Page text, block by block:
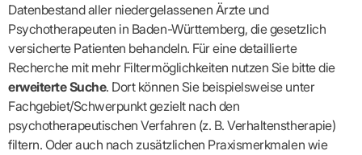
Datenbestand aller niedergelassenen Ärzte und
Psychotherapeuten in Baden-Württemberg, die gesetzlich
versicherte Patienten behandeln. Für eine detaillierte
Recherche mit mehr Filtermöglichkeiten nutzen Sie bitte die
erweiterte Suche. Dort können Sie beispielsweise unter
Fachgebiet/Schwerpunkt gezielt nach den
psychotherapeutischen Verfahren (z. B. Verhaltenstherapie)
filtern. Oder auch nach zusätzlichen Praxismerkmalen wie